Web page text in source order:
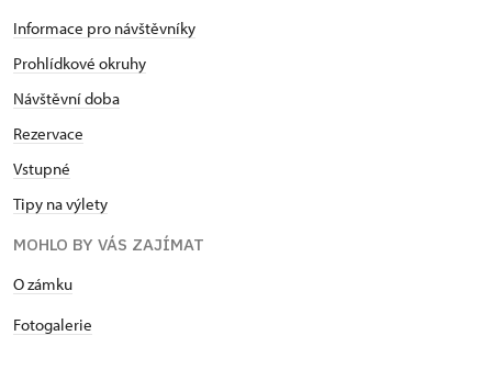
Informace pro návštěvníky
Prohlídkové okruhy
Návštěvní doba
Rezervace
Vstupné
Tipy na výlety
MOHLO BY VÁS ZAJÍMAT
​​​​​​O zámku
Fotogalerie